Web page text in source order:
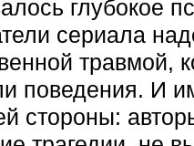
глубокое
сериала
травмой,
поведения. И
стороны: